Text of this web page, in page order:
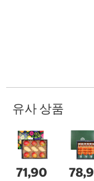
유사 상품
71,90
78,9